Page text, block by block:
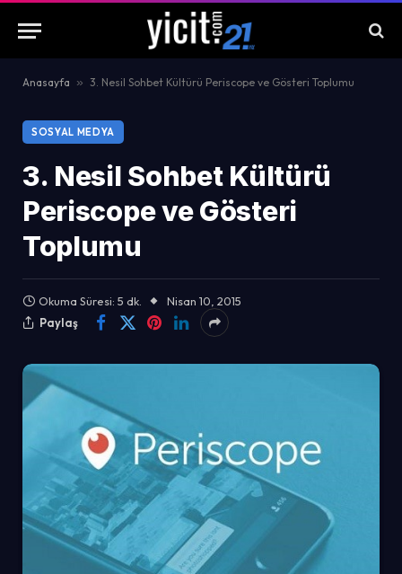
Anasayfa » 3. Nesil Sohbet Kültürü Periscope ve Gösteri Toplumu
SOSYAL MEDYA
3. Nesil Sohbet Kültürü
Periscope ve Gösteri
Toplumu
Okuma Süresi: 5 dk.
Nisan 10, 2015
Paylaş